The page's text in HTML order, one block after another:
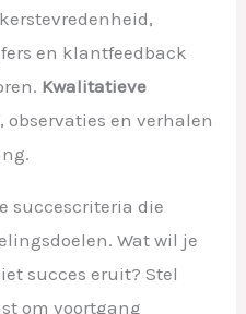
en klantfeedback
Kwalitatieve
observaties en verhalen
succescriteria die
Wat wil je
succes eruit? Stel
om voortgang